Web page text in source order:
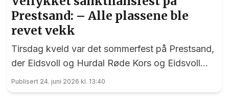
Prestsand: – Alle plassene ble
revet vekk
Tirsdag kveld var det sommerfest på Prestsand,
der Eidsvoll og Hurdal Røde Kors og Eidsvoll
Frivilligsentral hadde gått sammen om en
sankthansfeiring for hjemmeboende eldre og
Publisert 24. juni 2026 kl. 13:40